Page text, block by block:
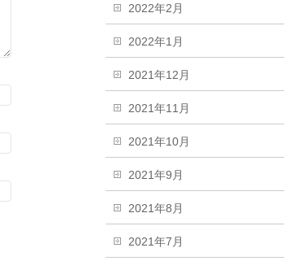
2022年2月
2022年1月
2021年12月
2021年11月
2021年10月
2021年9月
2021年8月
2021年7月